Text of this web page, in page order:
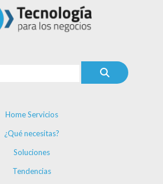
Home Servicios
¿Qué necesitas?
Soluciones
Tendencias